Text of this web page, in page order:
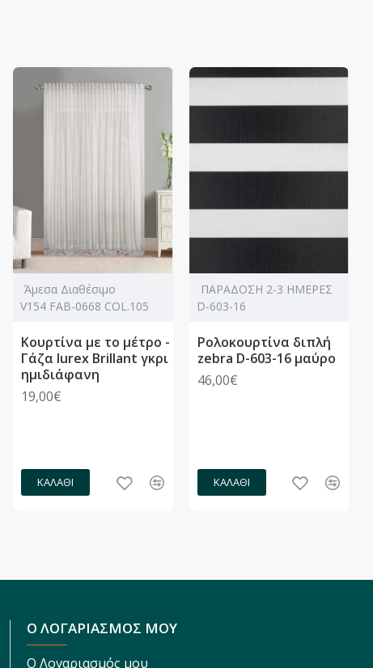
Άμεσα Διαθέσιμο
V154 FAB-0668 COL.105
Κουρτίνα με το μέτρο -
Γάζα lurex Brillant γκρι
ημιδιάφανη
19,00€
ΚΑΛΆΘΙ
ΠΑΡΑΔΟΣΗ 2-3 ΗΜΕΡΕΣ
D-603-16
Ρολοκουρτίνα διπλή
zebra D-603-16 μαύρο
46,00€
ΚΑΛΆΘΙ
Ο ΛΟΓΑΡΙΑΣΜΟΣ ΜΟΥ
Ο Λογαριασμός μου